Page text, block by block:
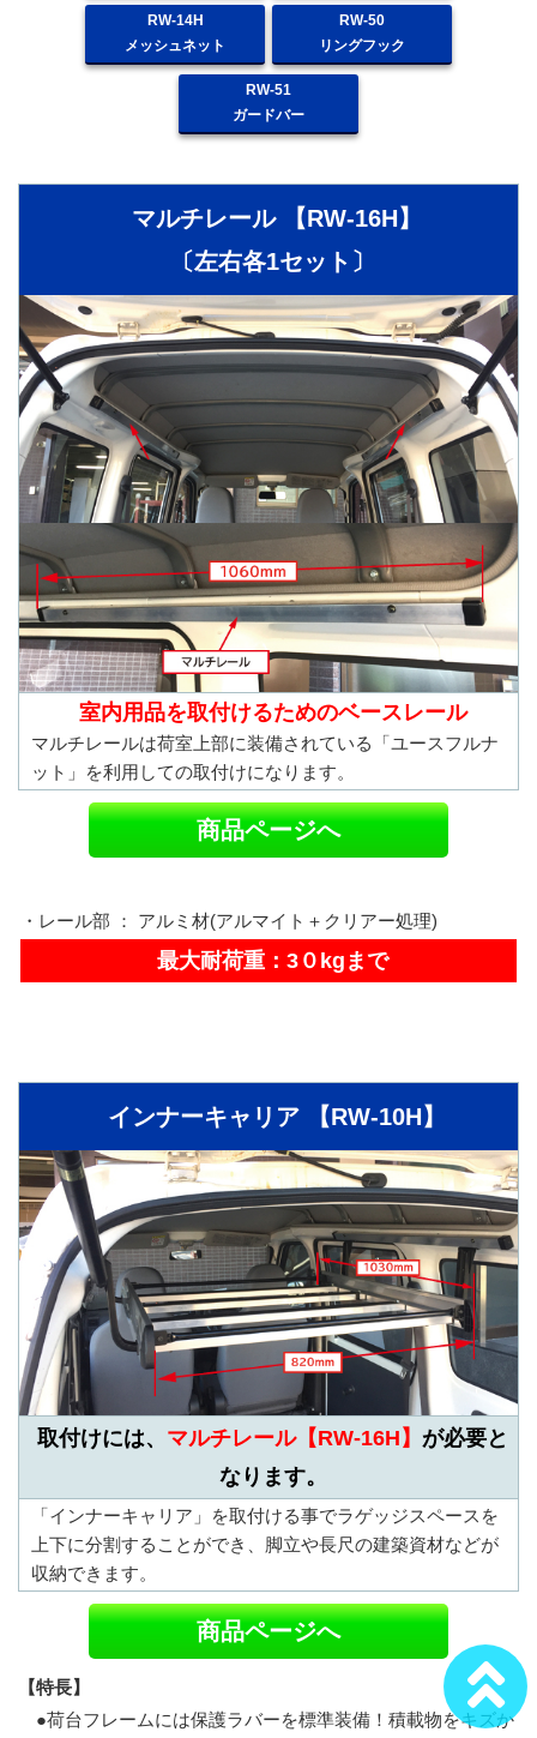
RW-14H
メッシュネット
RW-50
リングフック
RW-51
ガードバー
マルチレール 【RW-16H】
〔左右各1セット〕
室内用品を取付けるためのベースレール
マルチレールは荷室上部に装備されている「ユースフルナ
ット」を利用しての取付けになります。
商品ページへ
・レール部 ： アルミ材(アルマイト＋クリアー処理)
最大耐荷重：3０kgまで
インナーキャリア 【RW-10H】
取付けには、 マルチレール【RW-16H】 が必要と
なります。
「インナーキャリア」を取付ける事でラゲッジスペースを
上下に分割することができ、脚立や長尺の建築資材などが
収納できます。
商品ページへ
【特長】
●荷台フレームには保護ラバーを標準装備！積載物をキズか